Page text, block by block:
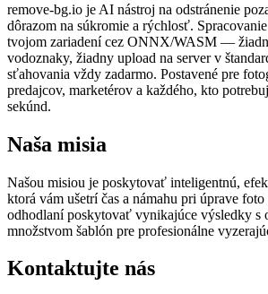
remove-bg.io je AI nástroj na odstránenie
dôrazom na súkromie a rýchlosť.
tvojom zariadení cez ONNX/WASM —
vodoznaky, žiadny upload na server v
sťahovania vždy zadarmo. Postavené pre
predajcov, marketérov a každého, kto
sekúnd.
Naša misia
Našou misiou je poskytovať inteligentnú,
ktorá vám ušetrí čas a námahu pri úprave
odhodlaní poskytovať vynikajúce výsledky s
množstvom šablón pre profesionálne
Kontaktujte nás